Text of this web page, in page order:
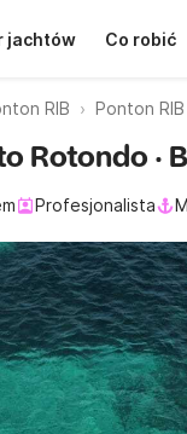
jachtów Co robić
RIB Ponton
Rotondo ·
Profesjonalista